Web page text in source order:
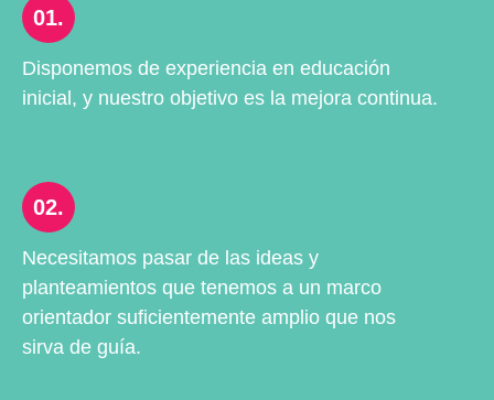
01.
Disponemos de experiencia en educación
inicial, y nuestro objetivo es la mejora continua.
02.
Necesitamos pasar de las ideas y
planteamientos que tenemos a un marco
orientador suficientemente amplio que nos
sirva de guía.